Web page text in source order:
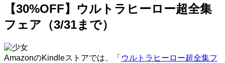
【30%OFF】ウルトラヒーロー超全集
フェア（3/31まで）
AmazonのKindleストアでは、「 ウルトラヒーロー超全集フ